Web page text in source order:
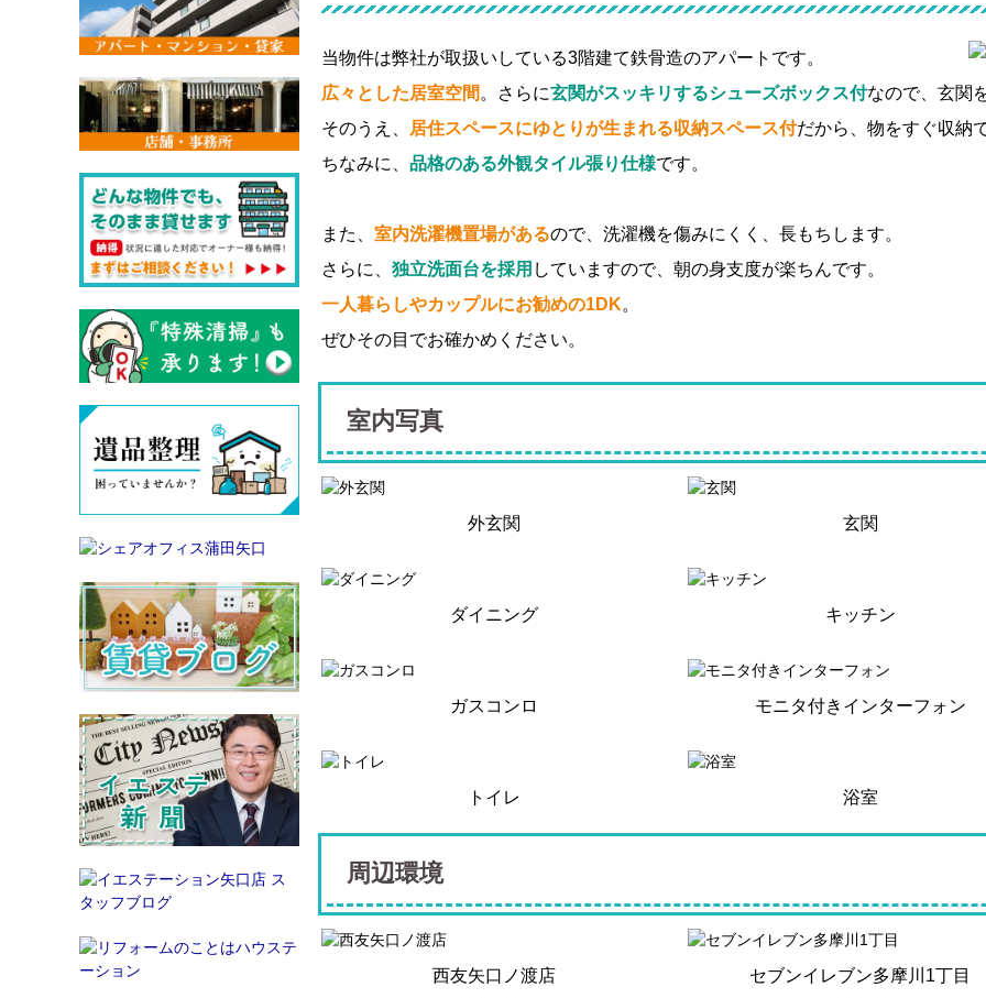
当物件は弊社が取扱いしている3階建て鉄骨造のアパートです。
広々とした居室空間 。さらに玄関がスッキリするシューズボックス付なので、玄関
そのうえ、
居住スペースにゆとりが生まれる収納スペース付だから、物をすぐ収納
ちなみに、 品格のある外観タイル張り仕様です。
また、 室内洗濯機置場があるので、洗濯機を傷みにくく、長もちします。
さらに、 独立洗面台を採用 していますので、朝の身支度が楽ちんです。
一人暮らしやカップルにお勧めの1DK。
ぜひその目でお確かめください。
室内写真
外玄関 玄関
ダイニング キッチン
ガスコンロ モニタ付きインターフォン
トイレ 浴室
周辺環境
西友矢口ノ渡店 セブンイレブン多摩川1丁目